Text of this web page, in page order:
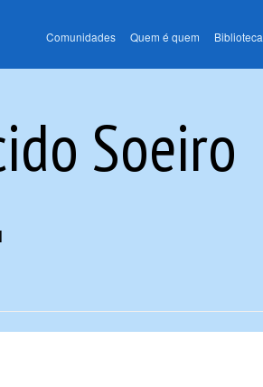
Comunidades Quem é quem Biblioteca
Soeiro